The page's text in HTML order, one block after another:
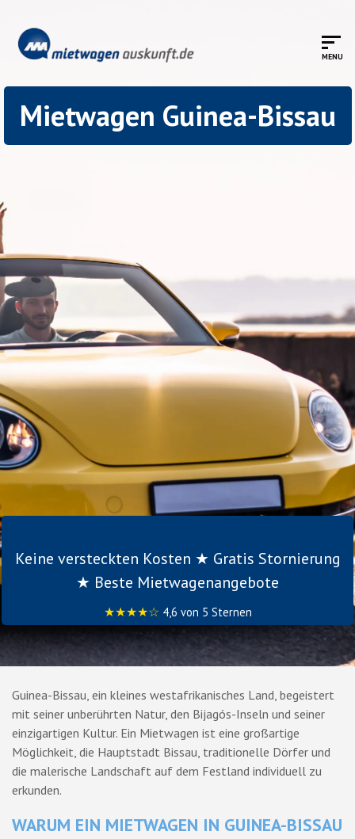
Mietwagen Guinea-Bissau
Keine versteckten Kosten ★ Gratis Stornierung
★ Beste Mietwagenangebote
★★★★☆ 4,6 von 5 Sternen
Guinea-Bissau, ein kleines westafrikanisches Land, begeistert
mit seiner unberührten Natur, den Bijagós-Inseln und seiner
einzigartigen Kultur. Ein Mietwagen ist eine großartige
Möglichkeit, die Hauptstadt Bissau, traditionelle Dörfer und
die malerische Landschaft auf dem Festland individuell zu
erkunden.
WARUM EIN MIETWAGEN IN GUINEA-BISSAU